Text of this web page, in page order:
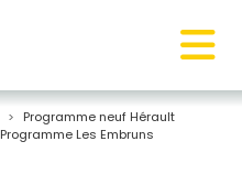
Programme neuf Hérault
Programme Les Embruns